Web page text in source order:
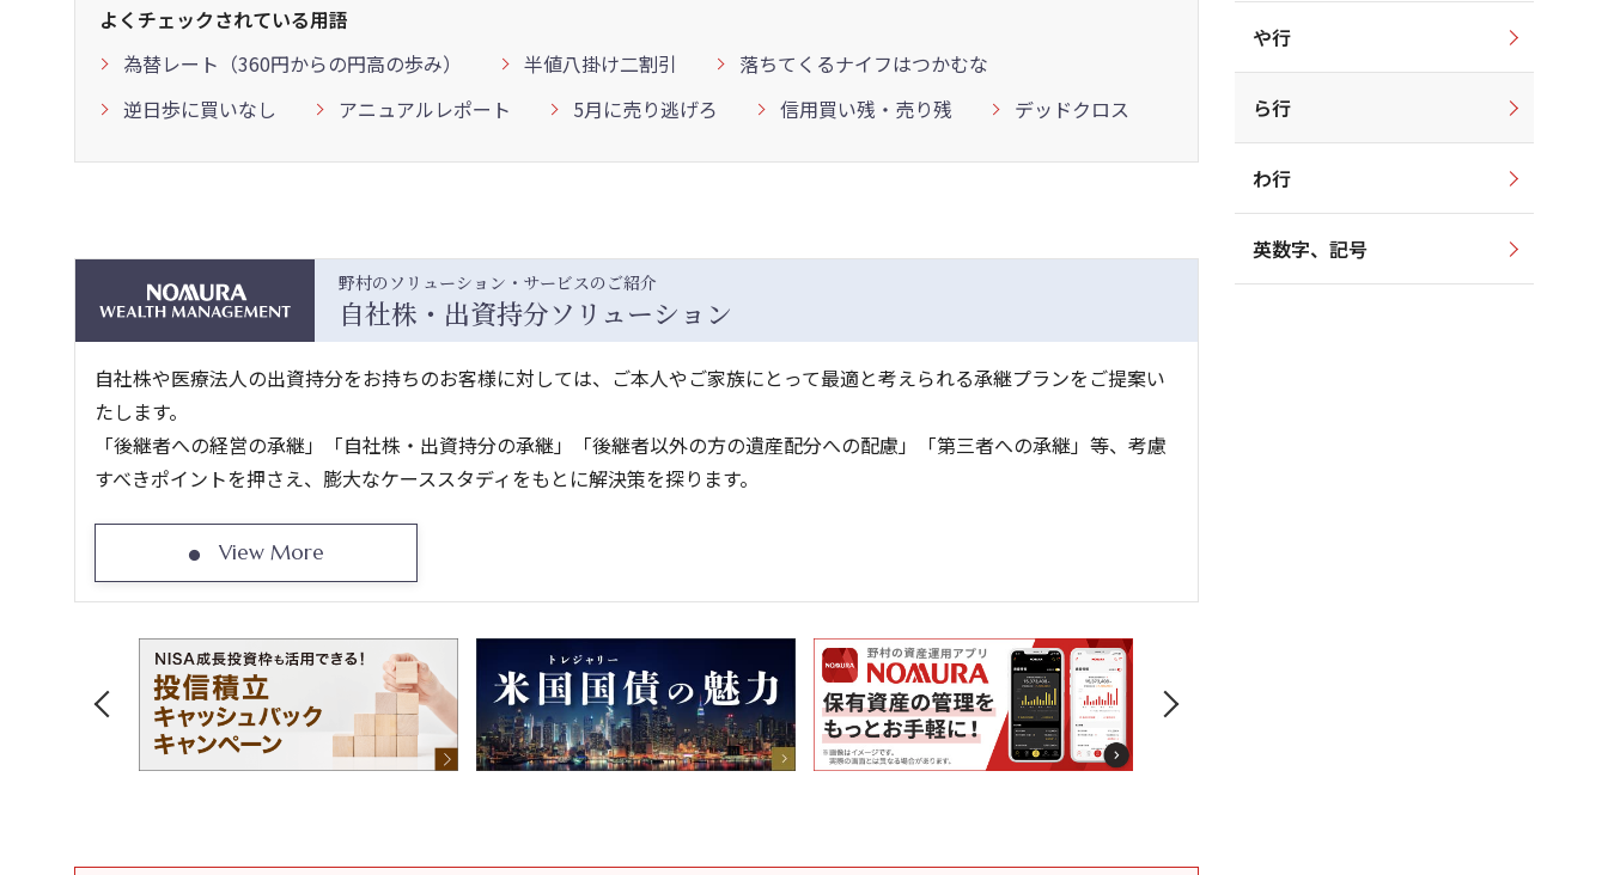
よくチェックされている用語
為替レート（360円からの円高の歩み）
半値八掛け二割引
落ちてくるナイフはつかむな
逆日歩に買いなし
アニュアルレポート 5月に売り逃げろ 信用買い残・売り残 デッドクロス
野村のソリューション・サービスのご紹介
自社株・出資持分ソリューション
自社株や医療法人の出資持分をお持ちのお客様に対しては、ご本人やご家族にとって最適と考えられる承継プランをご提案い
たします。
「後継者への経営の承継」「自社株・出資持分の承継」「後継者以外の方の遺産配分への配慮」「第三者への承継」等、考慮
すべきポイントを押さえ、膨大なケーススタディをもとに解決策を探ります。
View More
や行
ら行
わ行
英数字、記号